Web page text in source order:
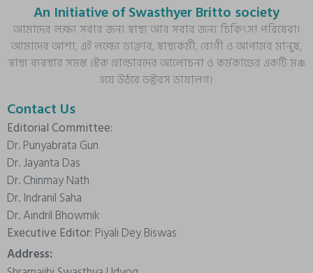
An Initiative of Swasthyer Britto society
আমাদের লক্ষ্য সবার জন্য স্বাস্থ্য আর সবার জন্য চিকিৎসা পরিষেবা।
আমাদের আশা, এই লক্ষ্যে ডাক্তার, স্বাস্থ্যকর্মী, রোগী ও আপামর মানুষ,
স্বাস্থ্য ব্যবস্থার সমস্ত স্টেক হোল্ডারদের আলোচনা ও কর্মকাণ্ডের একটি মঞ্চ
হয়ে উঠবে ডক্টরস ডায়ালগ।
Contact Us
Editorial Committee:
Dr. Punyabrata Gun
Dr. Jayanta Das
Dr. Chinmay Nath
Dr. Indranil Saha
Dr. Aindril Bhowmik
Executive Editor: Piyali Dey Biswas
Address: